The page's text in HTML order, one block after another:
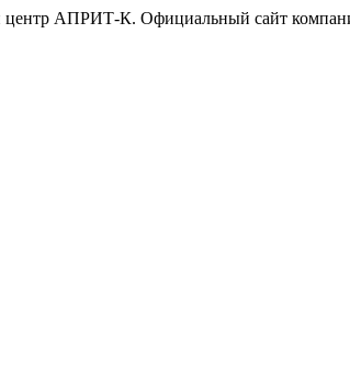
центр АПРИТ-К. Официальный сайт